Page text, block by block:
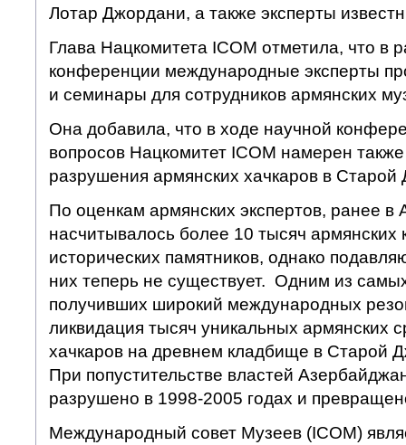
Лотар Джордани, а также эксперты
Глава Нацкомитета ICOM отметила, что в
конференции международные эксперты
и семинары для сотрудников армянских
Она добавила, что в ходе научной
вопросов Нацкомитет ICOM намерен
разрушения армянских хачкаров в Старой
По оценкам армянских экспертов, ранее в
насчитывалось более 10 тысяч армянских
исторических памятников, однако
них теперь не существует. Одним из
получивших широкий международных
ликвидация тысяч уникальных армянских
хачкаров на древнем кладбище в Старой
При попустительстве властей
разрушено в 1998-2005 годах и
Международный совет Музеев (ICOM)